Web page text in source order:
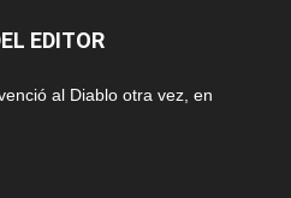
EDITOR
al Diablo otra vez, en